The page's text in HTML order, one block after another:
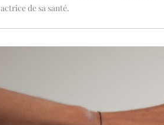
actrice de sa santé.